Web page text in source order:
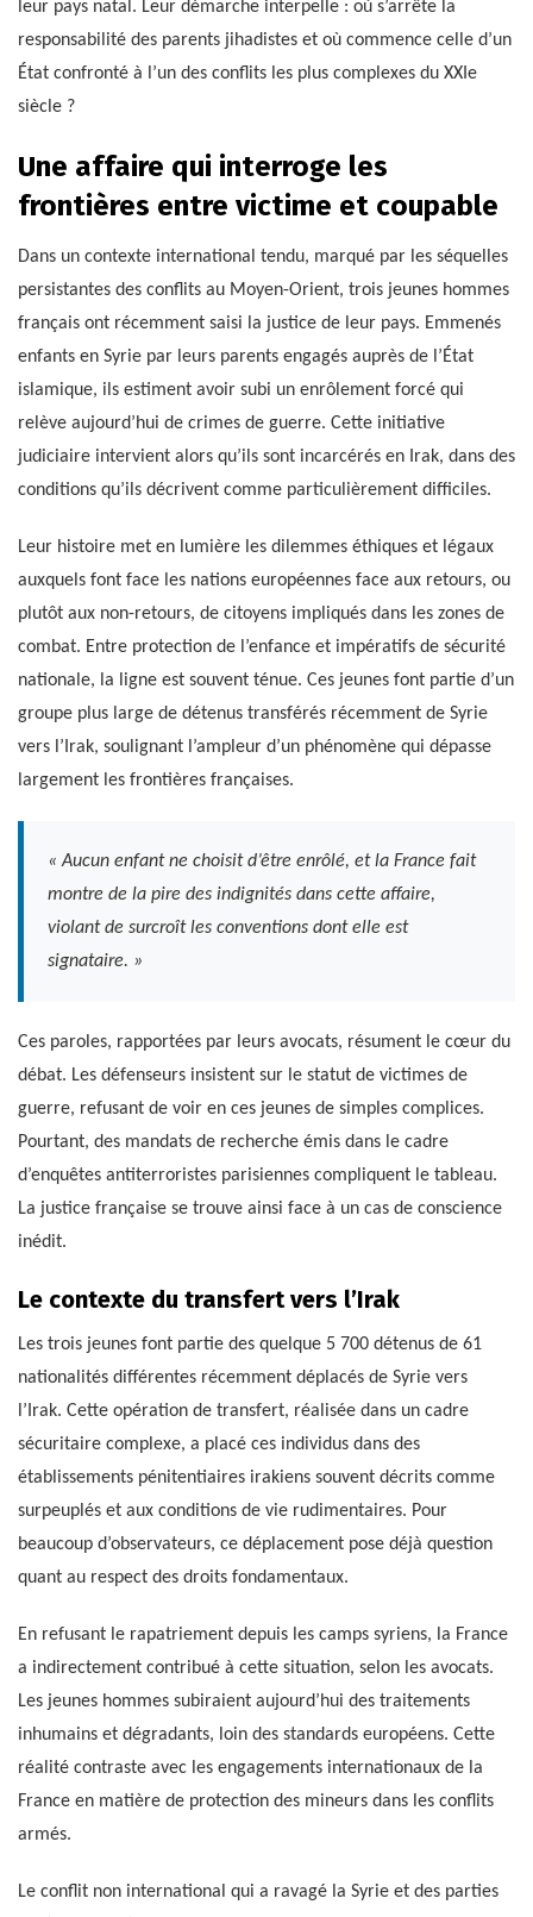
leur pays natal. Leur démarche interpelle : où s’arrête la
responsabilité des parents jihadistes et où commence celle d’un
État confronté à l’un des conflits les plus complexes du XXIe
siècle ?
Une affaire qui interroge les
frontières entre victime et coupable
Dans un contexte international tendu, marqué par les séquelles
persistantes des conflits au Moyen-Orient, trois jeunes hommes
français ont récemment saisi la justice de leur pays. Emmenés
enfants en Syrie par leurs parents engagés auprès de l’État
islamique, ils estiment avoir subi un enrôlement forcé qui
relève aujourd’hui de crimes de guerre. Cette initiative
judiciaire intervient alors qu’ils sont incarcérés en Irak, dans des
conditions qu’ils décrivent comme particulièrement difficiles.
Leur histoire met en lumière les dilemmes éthiques et légaux
auxquels font face les nations européennes face aux retours, ou
plutôt aux non-retours, de citoyens impliqués dans les zones de
combat. Entre protection de l’enfance et impératifs de sécurité
nationale, la ligne est souvent ténue. Ces jeunes font partie d’un
groupe plus large de détenus transférés récemment de Syrie
vers l’Irak, soulignant l’ampleur d’un phénomène qui dépasse
largement les frontières françaises.
« Aucun enfant ne choisit d’être enrôlé, et la France fait
montre de la pire des indignités dans cette affaire,
violant de surcroît les conventions dont elle est
signataire. »
Ces paroles, rapportées par leurs avocats, résument le cœur du
débat. Les défenseurs insistent sur le statut de victimes de
guerre, refusant de voir en ces jeunes de simples complices.
Pourtant, des mandats de recherche émis dans le cadre
d’enquêtes antiterroristes parisiennes compliquent le tableau.
La justice française se trouve ainsi face à un cas de conscience
inédit.
Le contexte du transfert vers l’Irak
Les trois jeunes font partie des quelque 5 700 détenus de 61
nationalités différentes récemment déplacés de Syrie vers
l’Irak. Cette opération de transfert, réalisée dans un cadre
sécuritaire complexe, a placé ces individus dans des
établissements pénitentiaires irakiens souvent décrits comme
surpeuplés et aux conditions de vie rudimentaires. Pour
beaucoup d’observateurs, ce déplacement pose déjà question
quant au respect des droits fondamentaux.
En refusant le rapatriement depuis les camps syriens, la France
a indirectement contribué à cette situation, selon les avocats.
Les jeunes hommes subiraient aujourd’hui des traitements
inhumains et dégradants, loin des standards européens. Cette
réalité contraste avec les engagements internationaux de la
France en matière de protection des mineurs dans les conflits
armés.
Le conflit non international qui a ravagé la Syrie et des parties